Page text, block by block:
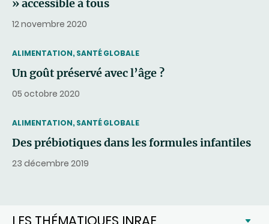
» accessible à tous
12 novembre 2020
THEMATIC
ALIMENTATION, SANTÉ GLOBALE
Un goût préservé avec l’âge ?
05 octobre 2020
THEMATIC
ALIMENTATION, SANTÉ GLOBALE
Des prébiotiques dans les formules infantiles
23 décembre 2019